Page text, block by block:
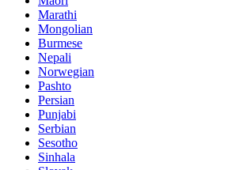
Marathi
Mongolian
Burmese
Nepali
Norwegian
Pashto
Persian
Punjabi
Serbian
Sesotho
Sinhala